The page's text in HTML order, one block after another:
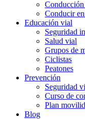
Conducir
Educación vial
Seguridad
Salud vial
Grupos de
Ciclistas
Peatones
Prevención
Seguridad
Curso de
Plan
Blog